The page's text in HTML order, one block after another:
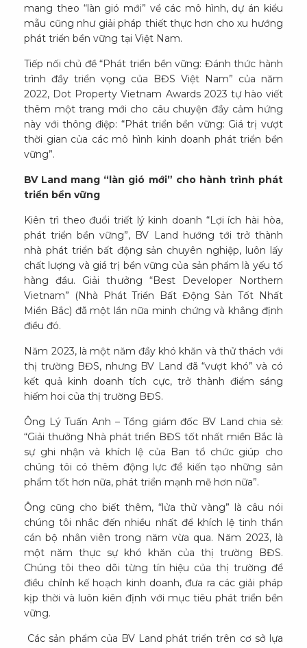
mang theo “làn gió mới” về các mô hình, dự án kiểu
mẫu cũng như giải pháp thiết thực hơn cho xu hướng
phát triển bền vững tại Việt Nam.
Tiếp nối chủ đề “Phát triển bền vững: Đánh thức hành
trình đầy triển vọng của BĐS Việt Nam” của năm
2022, Dot Property Vietnam Awards 2023 tự hào viết
thêm một trang mới cho câu chuyện đầy cảm hứng
này với thông điệp: “Phát triển bền vững: Giá trị vượt
thời gian của các mô hình kinh doanh phát triển bền
vững”.
BV Land mang “làn gió mới” cho hành trình phát
triển bền vững
Kiên trì theo đuổi triết lý kinh doanh “Lợi ích hài hòa,
phát triển bền vững”, BV Land hướng tới trở thành
nhà phát triển bất động sản chuyên nghiệp, luôn lấy
chất lượng và giá trị bền vững của sản phẩm là yếu tố
hàng đầu. Giải thưởng “Best Developer Northern
Vietnam” (Nhà Phát Triển Bất Động Sản Tốt Nhất
Miền Bắc) đã một lần nữa minh chứng và khẳng định
điều đó.
Năm 2023, là một năm đầy khó khăn và thử thách với
thị trường BĐS, nhưng BV Land đã “vượt khó” và có
kết quả kinh doanh tích cực, trở thành điểm sáng
hiếm hoi của thị trường BĐS.
Ông Lý Tuấn Anh – Tổng giám đốc BV Land chia sẻ:
“Giải thưởng Nhà phát triển BĐS tốt nhất miền Bắc là
sự ghi nhận và khích lệ của Ban tổ chức giúp cho
chúng tôi có thêm động lực để kiến tạo những sản
phẩm tốt hơn nữa, phát triển mạnh mẽ hơn nữa”.
Ông cũng cho biết thêm, “lửa thử vàng” là câu nói
chúng tôi nhắc đến nhiều nhất để khích lệ tinh thần
cán bộ nhân viên trong năm vừa qua. Năm 2023, là
một năm thực sự khó khăn của thị trường BĐS.
Chúng tôi theo dõi từng tín hiệu của thị trường để
điều chỉnh kế hoạch kinh doanh, đưa ra các giải pháp
kịp thời và luôn kiên định với mục tiêu phát triển bền
vững.
Các sản phẩm của BV Land phát triển trên cơ sở lựa